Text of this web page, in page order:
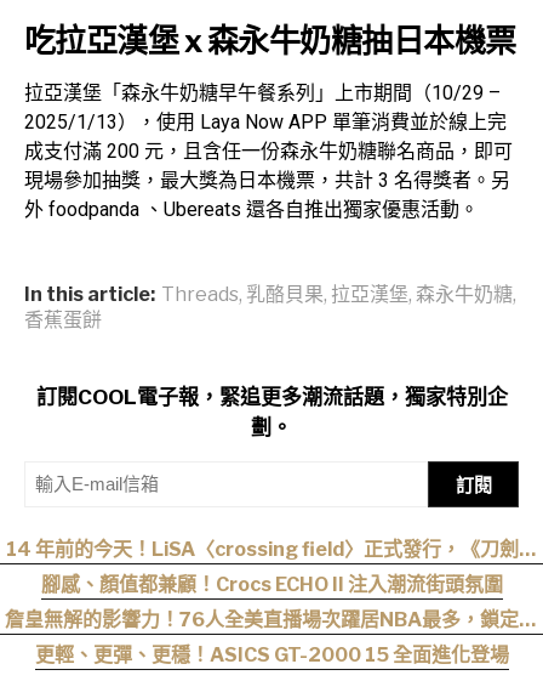
吃拉亞漢堡 x 森永牛奶糖抽日本機票
拉亞漢堡「森永牛奶糖早午餐系列」上市期間（10/29 –
2025/1/13），使用 Laya Now APP 單筆消費並於線上完
成支付滿 200 元，且含任一份森永牛奶糖聯名商品，即可
現場參加抽獎，最大獎為日本機票，共計 3 名得獎者。另
外 foodpanda 、Ubereats 還各自推出獨家優惠活動。
In this article: Threads, 乳酪貝果, 拉亞漢堡, 森永牛奶糖,
香蕉蛋餅
訂閱COOL電子報，緊追更多潮流話題，獨家特別企
劃。
訂閱
14 年前的今天！LiSA〈crossing field〉正式發行，《刀劍神
域》OP 不只熱血還藏著桐人、亞絲娜最深的羈絆
腳感、顏值都兼顧！Crocs ECHO II 注入潮流街頭氛圍
詹皇無解的影響力！76人全美直播場次躍居NBA最多，鎖定開
幕戰與聖誕大戰
更輕、更彈、更穩！ASICS GT-2000 15 全面進化登場